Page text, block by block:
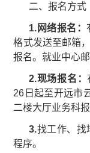
二、报名方式
1.网络报名：
格式发送至邮箱
报名。就业中心
2.现场报名：
26日起至开远市
二楼大厅业务科报
3.找工作、找
程序。